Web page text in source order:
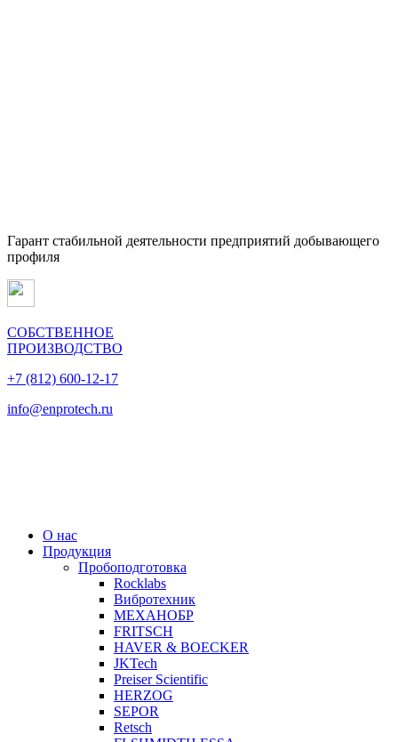
Гарант стабильной деятельности предприятий добывающего
профиля
СОБСТВЕННОЕ
ПРОИЗВОДСТВО
+7 (812) 600-12-17
info@enprotech.ru
О нас
Продукция
Пробоподготовка
Rocklabs
Вибротехник
МЕХАНОБР
FRITSCH
HAVER & BOECKER
JKTech
Preiser Scientific
HERZOG
SEPOR
Retsch